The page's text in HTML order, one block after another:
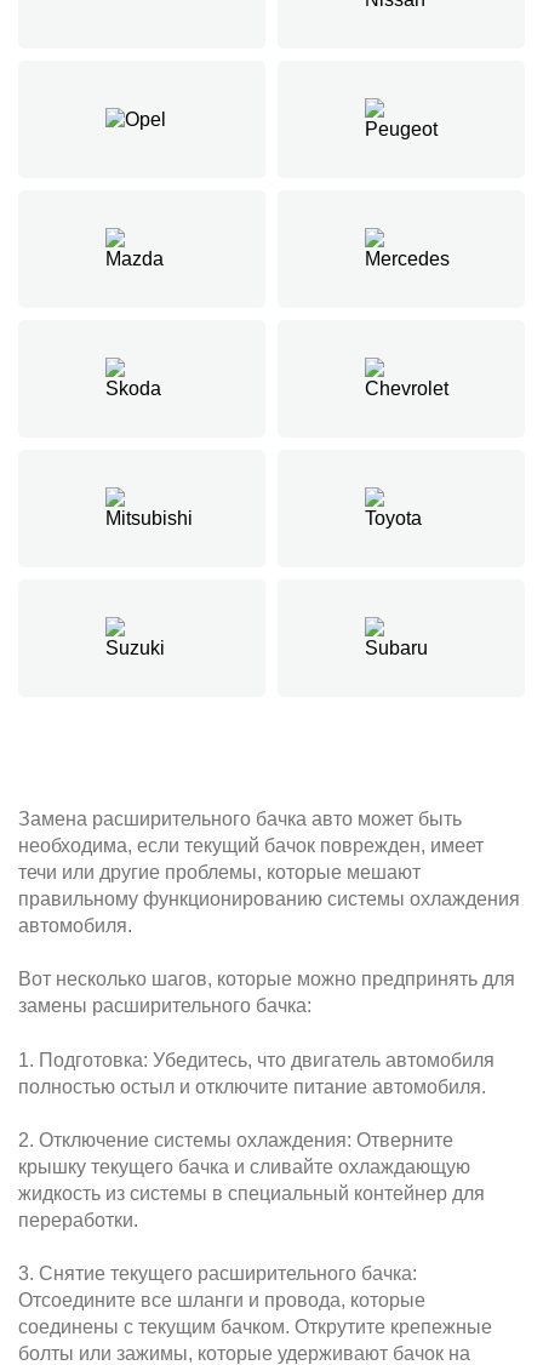
Замена расширительного бачка авто может быть
необходима, если текущий бачок поврежден, имеет
течи или другие проблемы, которые мешают
правильному функционированию системы охлаждения
автомобиля.
Вот несколько шагов, которые можно предпринять для
замены расширительного бачка:
1. Подготовка: Убедитесь, что двигатель автомобиля
полностью остыл и отключите питание автомобиля.
2. Отключение системы охлаждения: Отверните
крышку текущего бачка и сливайте охлаждающую
жидкость из системы в специальный контейнер для
переработки.
3. Снятие текущего расширительного бачка:
Отсоедините все шланги и провода, которые
соединены с текущим бачком. Открутите крепежные
болты или зажимы, которые удерживают бачок на